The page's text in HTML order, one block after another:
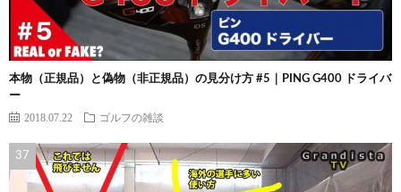
本物（正規品）と偽物（非正規品）の見分け方 #5｜PING G400 ドライバ
ー
2018.07.22 ゴルフの雑談